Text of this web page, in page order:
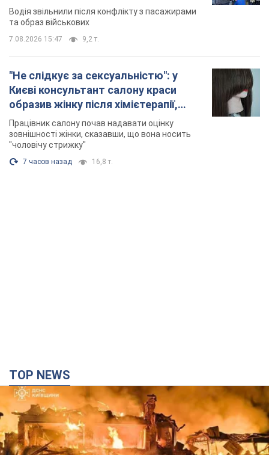
Відео
Водія звільнили після конфлікту з пасажирами
та образ військових
7.08.2026 15:47 9,2 т.
"Не слідкує за сексуальністю": у
Києві консультант салону краси
образив жінку після хімієтерапії,
розгорівся скандал. Фото
Працівник салону почав надавати оцінку
зовнішності жінки, сказавши, що вона носить
"чоловічу стрижку"
7 часов назад 16,8 т.
TOP NEWS